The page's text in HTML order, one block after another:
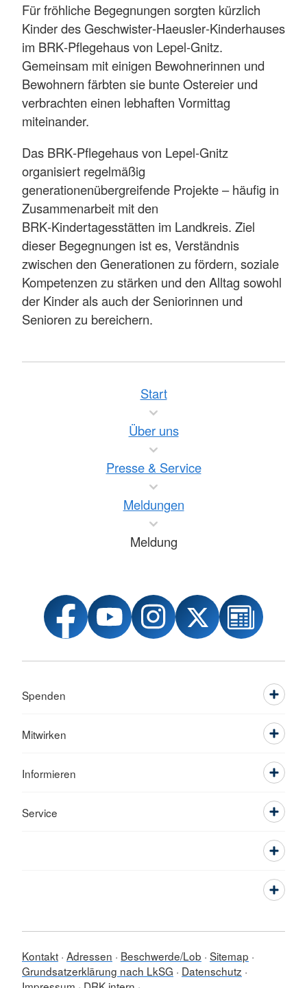
Für fröhliche Begegnungen sorgten kürzlich
Kinder des Geschwister‑Haeusler‑Kinderhauses
im BRK‑Pflegehaus von Lepel‑Gnitz.
Gemeinsam mit einigen Bewohnerinnen und
Bewohnern färbten sie bunte Ostereier und
verbrachten einen lebhaften Vormittag
miteinander.
Das BRK‑Pflegehaus von Lepel‑Gnitz
organisiert regelmäßig
generationenübergreifende Projekte – häufig in
Zusammenarbeit mit den
BRK‑Kindertagesstätten im Landkreis. Ziel
dieser Begegnungen ist es, Verständnis
zwischen den Generationen zu fördern, soziale
Kompetenzen zu stärken und den Alltag sowohl
der Kinder als auch der Seniorinnen und
Senioren zu bereichern.
Start
Über uns
Presse & Service
Meldungen
Meldung
Spenden
Mitwirken
Informieren
Service
Kontakt Adressen Beschwerde/Lob Sitemap
Grundsatzerklärung nach LkSG
Datenschutz